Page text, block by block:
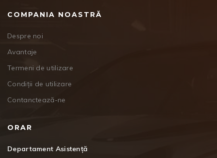
COMPANIA NOASTRĂ
Despre noi
Avantaje
Termeni de utilizare
Condiții de utilizare
Contanctează-ne
ORAR
Departament Asistență